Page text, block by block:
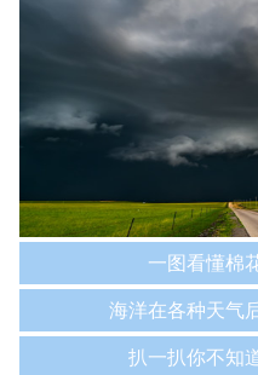
一图看懂棉
海洋在各种天气
扒一扒你不知